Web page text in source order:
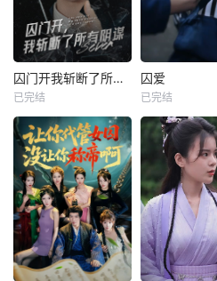
囚门开我斩断了所有阴谋
已完结
囚爱
已完结